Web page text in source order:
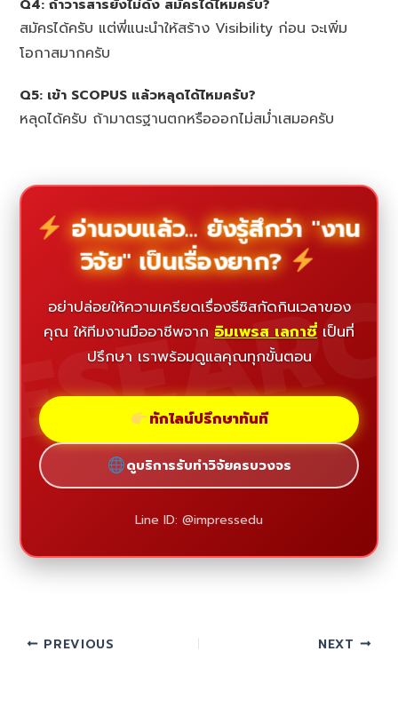
Q4: ถ้าวารสารยังไม่ดัง สมัครได้ไหมครับ?
สมัครได้ครับ แต่พี่แนะนำให้สร้าง Visibility ก่อน จะเพิ่ม
โอกาสมากครับ
Q5: เข้า SCOPUS แล้วหลุดได้ไหมครับ?
หลุดได้ครับ ถ้ามาตรฐานตกหรือออกไม่สม่ำเสมอครับ
อ่านจบแล้ว... ยังรู้สึกว่า "งาน
วิจัย" เป็นเรื่องยาก?
อย่าปล่อยให้ความเครียดเรื่องธีซิสกัดกินเวลาของ
คุณ ให้ทีมงานมืออาชีพจาก อิมเพรส เลกาซี่ เป็นที่
ปรึกษา เราพร้อมดูแลคุณทุกขั้นตอน
ทักไลน์ปรึกษาทันที
ดูบริการรับทำวิจัยครบวงจร
Line ID: @impressedu
PREVIOUS NEXT